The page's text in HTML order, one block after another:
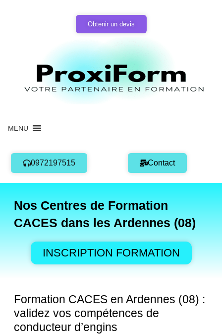
Obtenir un devis
MENU
0972197515 Contact
Nos Centres de Formation
CACES dans les Ardennes (08)
INSCRIPTION FORMATION
Formation CACES en Ardennes (08) :
validez vos compétences de
conducteur d’engins